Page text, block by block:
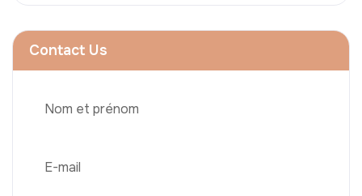
Contact Us